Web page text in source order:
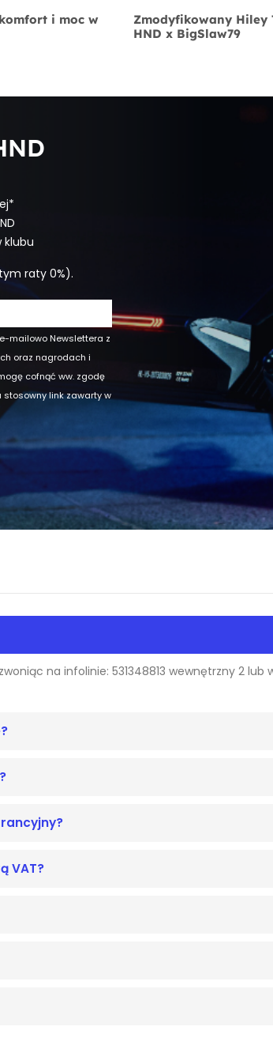
i moc w
Zmodyfikowany Hiley
HND x BigSlaw79
klubu
raty 0%).
mailowo Newslettera z
oraz nagrodach i
cofnąć ww. zgodę
stosowny link zawarty w
na infolinie: 531348813 wewnętrzny 2
VAT?